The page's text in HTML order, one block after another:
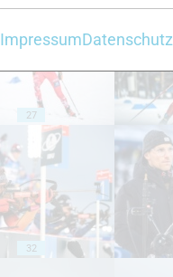
27
32
ImpressumDatenschutz